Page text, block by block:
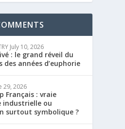
July 10, 2026
: le grand réveil du
des années d’euphorie
29, 2026
Français : vraie
industrielle ou
surtout symbolique ?